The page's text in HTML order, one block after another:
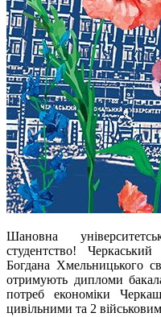
Шановна
студентство! Черкаський
Богдана Хмельницького
отримують дипломи
потреб економіки
цивільними та 2